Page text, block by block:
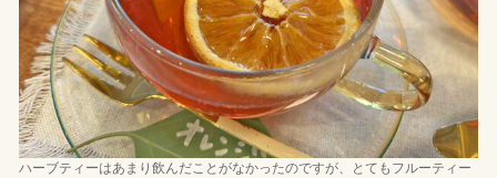
ハーブティーはあまり飲んだことがなかったのですが、とてもフルーティー